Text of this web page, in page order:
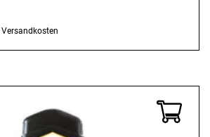
Versandkosten